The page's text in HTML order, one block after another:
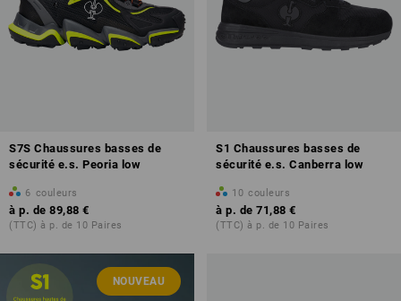
S7S Chaussures basses de
sécurité e.s. Peoria low
6 couleurs
à p. de 89,88 €
(TTC) à p. de 10 Paires
S1 Chaussures basses de
sécurité e.s. Canberra low
10 couleurs
à p. de 71,88 €
(TTC) à p. de 10 Paires
NOUVEAU